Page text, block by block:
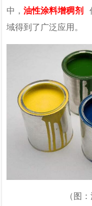
中，油性涂料增稠剂
域得到了广泛应用。
（图